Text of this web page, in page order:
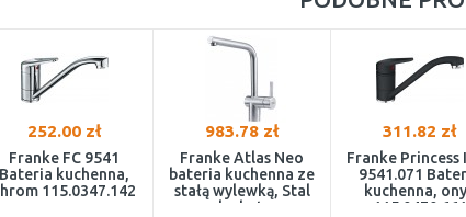
252.00 zł
Franke FC 9541
Bateria kuchenna,
115.0347.142
983.78 zł
Franke Atlas Neo
bateria kuchenna ze
stałą wylewką, Stal
szlachetna
311.82 zł
Franke Princess
9541.071
kuchenna,
115.0470.661